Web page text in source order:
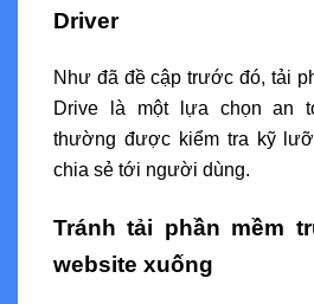
Driver
Như đã đề cập trước đó, tải
Drive là một lựa chọn an
thường được kiểm tra kỹ
chia sẻ tới người dùng.
Tránh tải phần mềm
website xuống